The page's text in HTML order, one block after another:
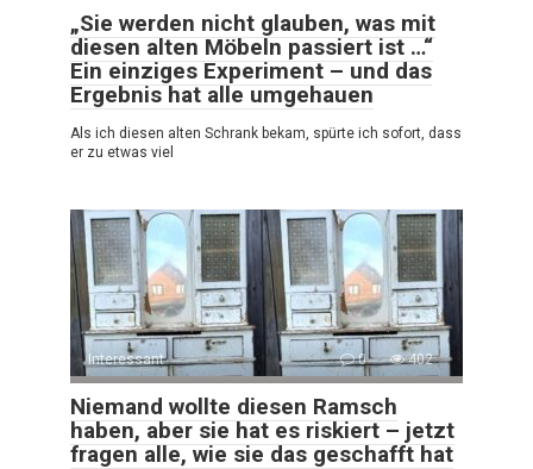
„Sie werden nicht glauben, was mit
diesen alten Möbeln passiert ist …“
Ein einziges Experiment – und das
Ergebnis hat alle umgehauen
Als ich diesen alten Schrank bekam, spürte ich sofort, dass
er zu etwas viel
Interessant 0 402
Niemand wollte diesen Ramsch
haben, aber sie hat es riskiert – jetzt
fragen alle, wie sie das geschafft hat